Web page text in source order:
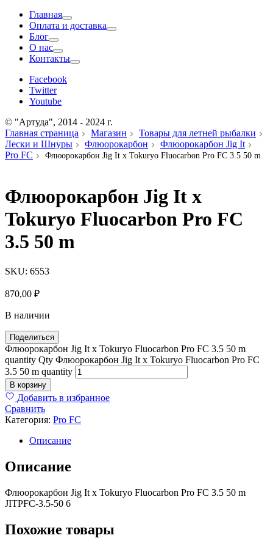
Главная
Оплата и доставка
Блог
О нас
Контакты
Facebook
Twitter
Youtube
© "Артуда", 2014 - 2024 г.
Главная страница
Магазин
Товары для летней рыбалки
Лески и Шнуры
Флюорокарбон
Флюорокарбон Jig It
Pro FC
Флюорокарбон Jig It x Tokuryo Fluocarbon Pro FC 3.5 50 m
Флюорокарбон Jig It x
Tokuryo Fluocarbon Pro FC
3.5 50 m
SKU: 6553
870,00 ₽
В наличии
Поделиться
Флюорокарбон Jig It x Tokuryo Fluocarbon Pro FC 3.5 50 m
quantity Qty Флюорокарбон Jig It x Tokuryo Fluocarbon Pro FC
3.5 50 m quantity
В корзину
Добавить в избранное
Сравнить
Категория: Pro FC
Описание
Описание
Флюорокарбон Jig It x Tokuryo Fluocarbon Pro FC 3.5 50 m
JITPFC-3.5-50 6
Похожие товары